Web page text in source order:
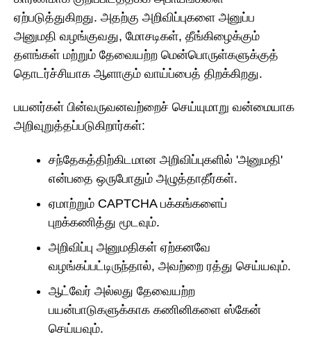
ஏற்படுத்துகிறது. அதற்கு அறிவிப்புகளை அனுப்ப
அனுமதி வழங்குவது, மோசடிகள், தீங்கிழைக்கும்
தளங்கள் மற்றும் தேவையற்ற மென்பொருள்களுக்குத்
தொடர்ச்சியாக ஆளாகும் வாய்ப்பைத் திறக்கிறது.
பயனர்கள் பின்வருவனவற்றைச் செய்யுமாறு வன்மையாக
அறிவுறுத்தப்படுகிறார்கள்:
சந்தேகத்திற்கிடமான அறிவிப்புகளில் 'அனுமதி'
என்பதை ஒருபோதும் அழுத்தாதீர்கள்.
ஏமாற்றும் CAPTCHA பக்கங்களைப்
புறக்கணித்து மூடவும்.
அறிவிப்பு அனுமதிகள் ஏற்கனவே
வழங்கப்பட்டிருந்தால், அவற்றை ரத்து செய்யவும்.
ஆட்வேர் அல்லது தேவையற்ற
பயன்பாடுகளுக்காக கணினிகளை ஸ்கேன்
செய்யவும்.